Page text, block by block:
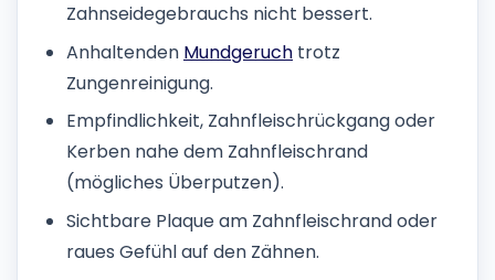
Zahnseidegebrauchs nicht bessert.
Anhaltenden Mundgeruch trotz
Zungenreinigung.
Empfindlichkeit, Zahnfleischrückgang oder
Kerben nahe dem Zahnfleischrand
(mögliches Überputzen).
Sichtbare Plaque am Zahnfleischrand oder
raues Gefühl auf den Zähnen.